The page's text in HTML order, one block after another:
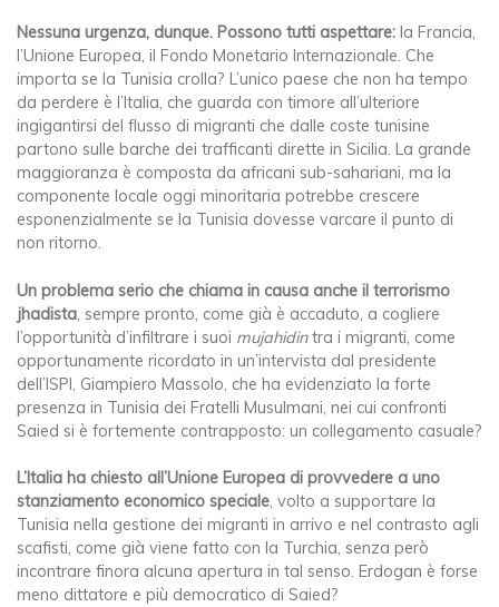
Nessuna urgenza, dunque. Possono tutti aspettare: la Francia,
l’Unione Europea, il Fondo Monetario Internazionale. Che
importa se la Tunisia crolla? L’unico paese che non ha tempo
da perdere è l’Italia, che guarda con timore all’ulteriore
ingigantirsi del flusso di migranti che dalle coste tunisine
partono sulle barche dei trafficanti dirette in Sicilia. La grande
maggioranza è composta da africani sub-sahariani, ma la
componente locale oggi minoritaria potrebbe crescere
esponenzialmente se la Tunisia dovesse varcare il punto di
non ritorno.
Un problema serio che chiama in causa anche il terrorismo
jhadista, sempre pronto, come già è accaduto, a cogliere
l’opportunità d’infiltrare i suoi mujahidintra i migranti, come
opportunamente ricordato in un’intervista dal presidente
dell’ISPI, Giampiero Massolo, che ha evidenziato la forte
presenza in Tunisia dei Fratelli Musulmani, nei cui confronti
Saied si è fortemente contrapposto: un collegamento casuale?
L’Italia ha chiesto all’Unione Europea di provvedere a uno
stanziamento economico speciale, volto a supportare la
Tunisia nella gestione dei migranti in arrivo e nel contrasto agli
scafisti, come già viene fatto con la Turchia, senza però
incontrare finora alcuna apertura in tal senso. Erdogan è forse
meno dittatore e più democratico di Saied?